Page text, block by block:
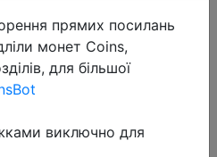
прямих посилань
монет Coins,
для більшої
виключно для